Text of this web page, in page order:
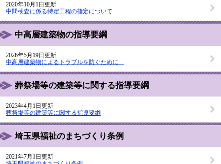
2020年10月1日更新
中間検査に係る特定工程の指定について
中高層建築物の指導要綱
2026年5月19日更新
中高層建築物によるトラブルを防ぐために
葬祭場等の建築等に関する指導要綱
2023年4月1日更新
葬祭場等の建築等に関する指導要綱
埼玉県福祉のまちづくり条例
2021年7月1日更新